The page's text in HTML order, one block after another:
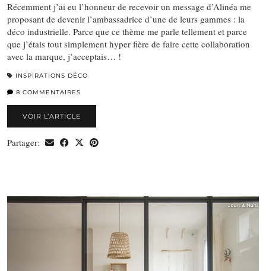
Récemment j’ai eu l’honneur de recevoir un message d’Alinéa me
proposant de devenir l’ambassadrice d’une de leurs gammes : la
déco industrielle. Parce que ce thème me parle tellement et parce
que j’étais tout simplement hyper fière de faire cette collaboration
avec la marque, j’acceptais… !
INSPIRATIONS DÉCO
8 COMMENTAIRES
VOIR L’ARTICLE
Partager: